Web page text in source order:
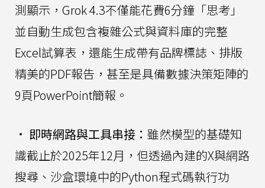
測顯示，Grok 4.3不僅能花費6分鐘「思考」
並自動生成包含複雜公式與資料庫的完整
Excel試算表，還能生成帶有品牌標誌、排版
精美的PDF報告，甚至是具備數據決策矩陣的
9頁PowerPoint簡報。
• 即時網路與工具串接： 雖然模型的基礎知
識截止於2025年12月，但透過內建的X與網路
搜尋、沙盒環境中的Python程式碼執行功